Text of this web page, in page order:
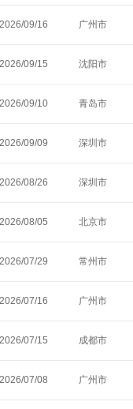
2026/09/16 广州市
2026/09/15 沈阳市
2026/09/10 青岛市
2026/09/09 深圳市
2026/08/26 深圳市
2026/08/05 北京市
2026/07/29 常州市
2026/07/16 广州市
2026/07/15 成都市
2026/07/08 广州市